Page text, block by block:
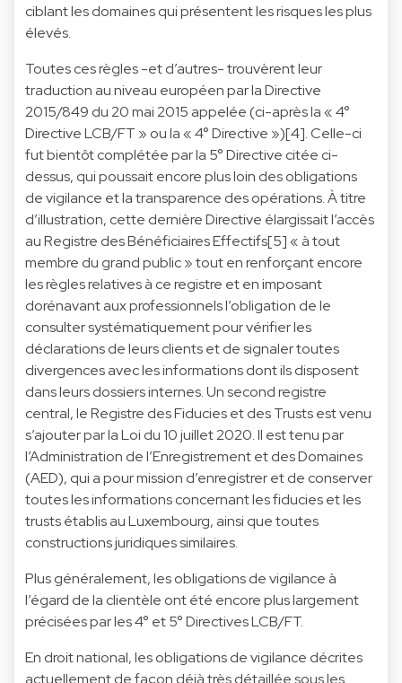
ciblant les domaines qui présentent les risques les plus
élevés.
Toutes ces règles -et d’autres- trouvèrent leur
traduction au niveau européen par la Directive
2015/849 du 20 mai 2015 appelée (ci-après la « 4°
Directive LCB/FT » ou la « 4° Directive »)[4]. Celle-ci
fut bientôt complétée par la 5° Directive citée ci-
dessus, qui poussait encore plus loin des obligations
de vigilance et la transparence des opérations. À titre
d’illustration, cette dernière Directive élargissait l’accès
au Registre des Bénéficiaires Effectifs[5] « à tout
membre du grand public » tout en renforçant encore
les règles relatives à ce registre et en imposant
dorénavant aux professionnels l’obligation de le
consulter systématiquement pour vérifier les
déclarations de leurs clients et de signaler toutes
divergences avec les informations dont ils disposent
dans leurs dossiers internes. Un second registre
central, le Registre des Fiducies et des Trusts est venu
s’ajouter par la Loi du 10 juillet 2020. Il est tenu par
l’Administration de l’Enregistrement et des Domaines
(AED), qui a pour mission d’enregistrer et de conserver
toutes les informations concernant les fiducies et les
trusts établis au Luxembourg, ainsi que toutes
constructions juridiques similaires.
Plus généralement, les obligations de vigilance à
l’égard de la clientèle ont été encore plus largement
précisées par les 4° et 5° Directives LCB/FT.
En droit national, les obligations de vigilance décrites
actuellement de façon déjà très détaillée sous les